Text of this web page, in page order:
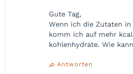
Gute Tag,
Wenn ich die Zutaten
komm ich auf mehr
kohlenhydrate. Wie
Antworten